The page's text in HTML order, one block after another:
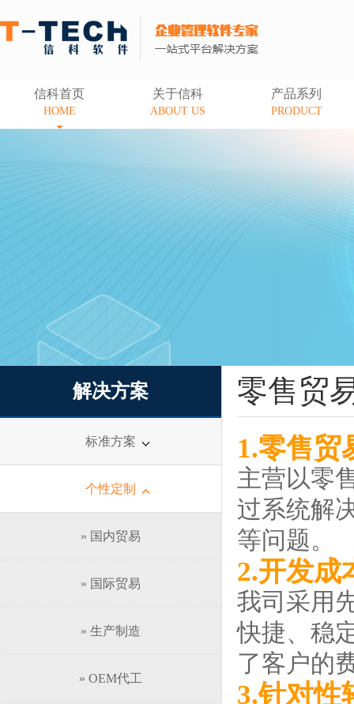
信科首页
HOME
关于信科
ABOUT US
产品系列
PRODUCT
解决方案
标准方案
个性定制
» 国内贸易
» 国际贸易
» 生产制造
» OEM代工
零售贸
1.零售贸
主营以零
过系统解
等问题。
2.开发成
我司采用
快捷、稳
了客户的
3.针对性